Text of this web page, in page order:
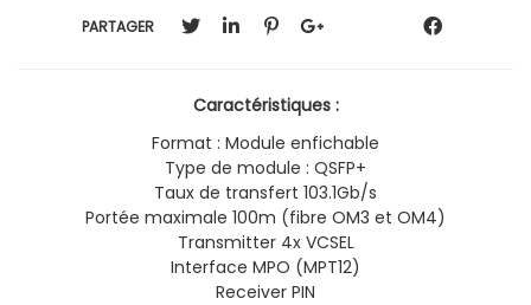
PARTAGER
Caractéristiques :
Format : Module enfichable
Type de module : QSFP+
Taux de transfert 103.1Gb/s
Portée maximale 100m (fibre OM3 et OM4)
Transmitter 4x VCSEL
Interface MPO (MPT12)
Receiver PIN